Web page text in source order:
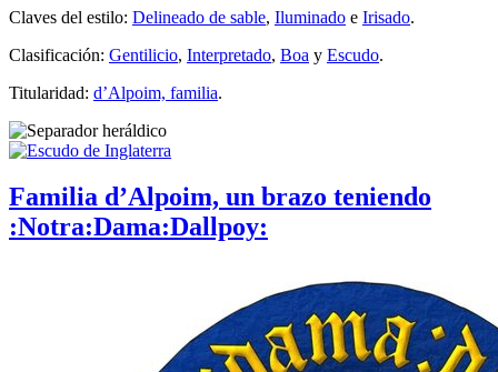
Claves del estilo: Delineado de sable, Iluminado e Irisado.
Clasificación: Gentilicio, Interpretado, Boa y Escudo.
Titularidad: d’Alpoim, familia.
Familia d’Alpoim, un brazo teniendo
:Notra:Dama:Dallpoy: